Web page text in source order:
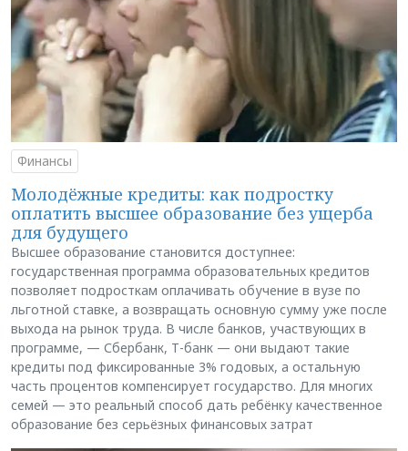
Финансы
Молодёжные кредиты: как подростку
оплатить высшее образование без ущерба
для будущего
Высшее образование становится доступнее:
государственная программа образовательных кредитов
позволяет подросткам оплачивать обучение в вузе по
льготной ставке, а возвращать основную сумму уже после
выхода на рынок труда. В числе банков, участвующих в
программе, — Сбербанк, Т-банк — они выдают такие
кредиты под фиксированные 3% годовых, а остальную
часть процентов компенсирует государство. Для многих
семей — это реальный способ дать ребёнку качественное
образование без серьёзных финансовых затрат